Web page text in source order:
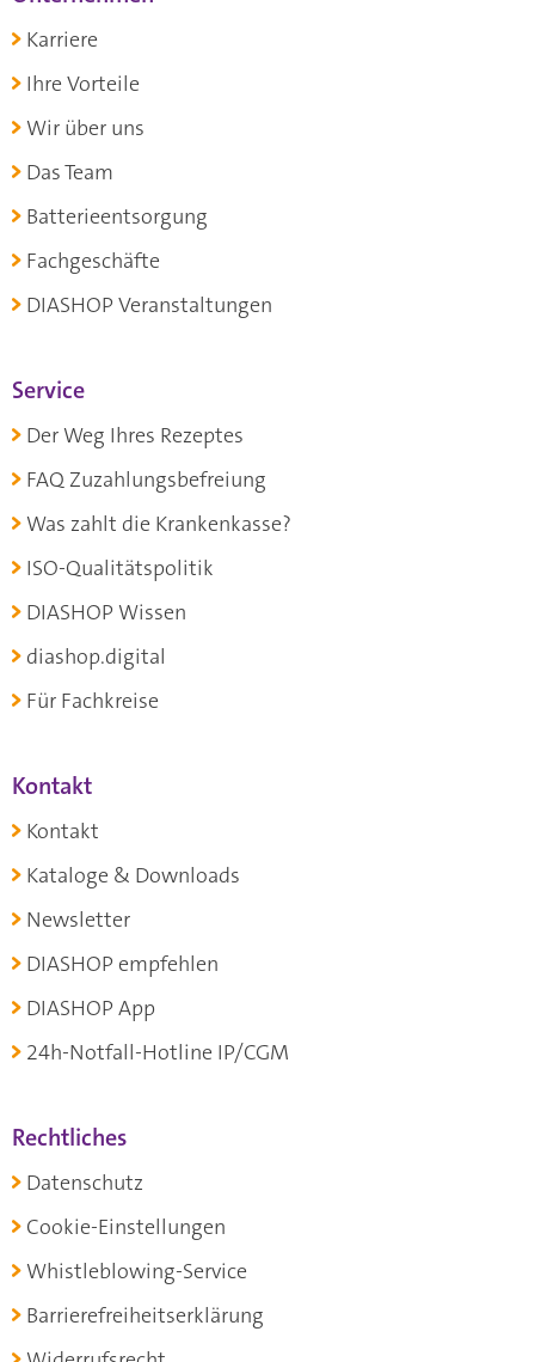
Karriere
Ihre Vorteile
Wir über uns
Das Team
Batterieentsorgung
Fachgeschäfte
DIASHOP Veranstaltungen
Service
Der Weg Ihres Rezeptes
FAQ Zuzahlungsbefreiung
Was zahlt die Krankenkasse?
ISO-Qualitätspolitik
DIASHOP Wissen
diashop.digital
Für Fachkreise
Kontakt
Kontakt
Kataloge & Downloads
Newsletter
DIASHOP empfehlen
DIASHOP App
24h-Notfall-Hotline IP/CGM
Rechtliches
Datenschutz
Cookie-Einstellungen
Whistleblowing-Service
Barrierefreiheitserklärung